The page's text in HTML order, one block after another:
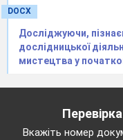
непотрібні лінії.
DOCX
Досліджуючи,
дослідницької
мистецтва у
Вкажіть номер